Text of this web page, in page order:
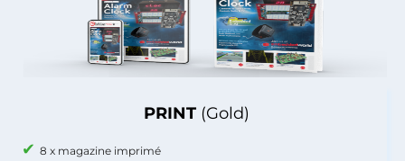
PRINT (Gold)
8 x magazine imprimé